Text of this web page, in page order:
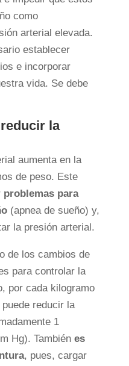
como
arterial elevada.
establecer
e incorporar
vida. Se debe
la
aumenta en la
de peso. Este
problemas para
(apnea de sueño) y,
la presión arterial.
de los cambios de
para controlar la
por cada kilogramo
reducir la
1
Hg). También es
, pues, cargar